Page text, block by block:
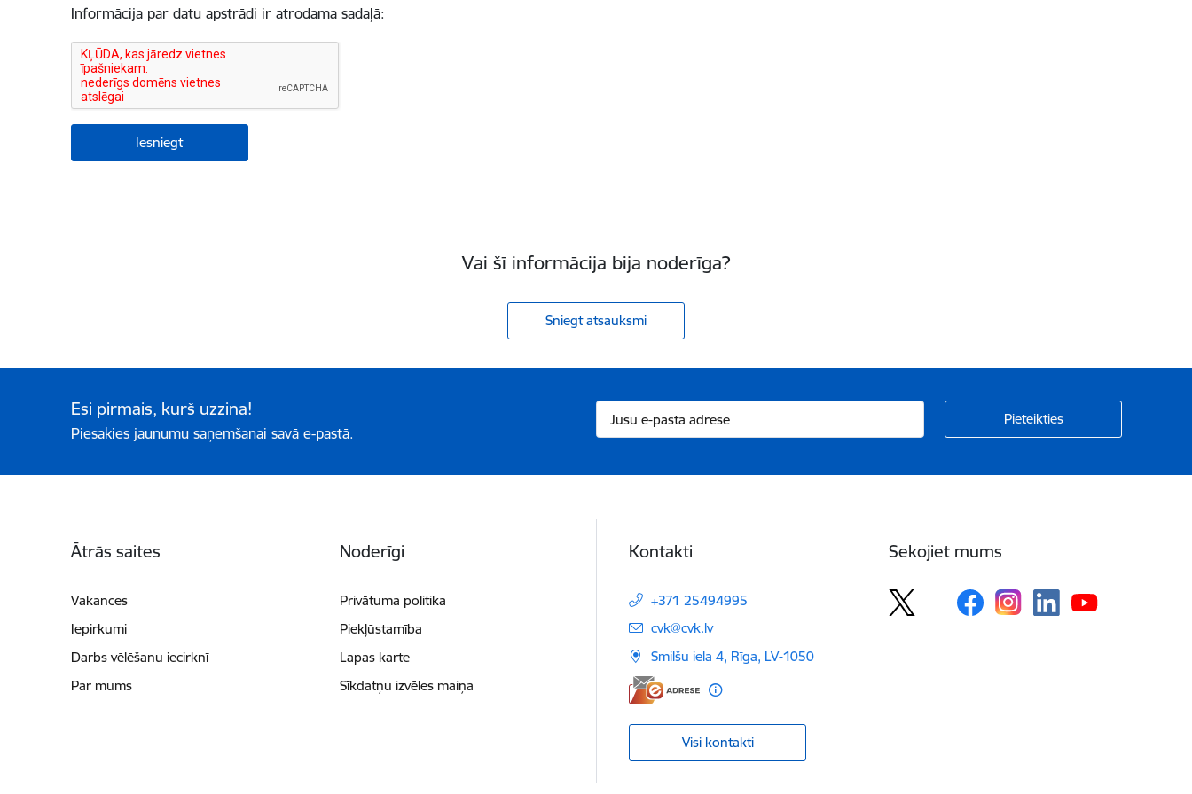
Informācija par datu apstrādi ir atrodama sadaļā:
Vai šī informācija bija noderīga?
Sniegt atsauksmi
Esi pirmais, kurš uzzina!
Piesakies jaunumu saņemšanai savā e-pastā.
Ātrās saites
Vakances
Iepirkumi
Darbs vēlēšanu iecirknī
Par mums
Noderīgi
Privātuma politika
Piekļūstamība
Lapas karte
Sīkdatņu izvēles maiņa
Kontakti
+371 25494995
E-pasts:
cvk@cvk.lv
Smilšu iela 4, Rīga, LV-1050
Visi kontakti
Sekojiet mums